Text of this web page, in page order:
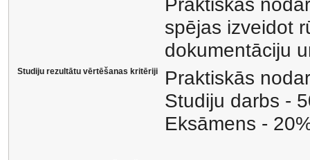
spējas izveidot
dokumentāciju
Studiju rezultātu vērtēšanas kritēriji
Praktiskās
Studiju darbs -
Eksāmens -